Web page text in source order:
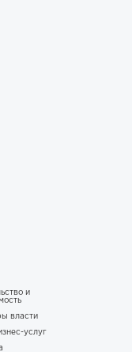
и
власти
услуг